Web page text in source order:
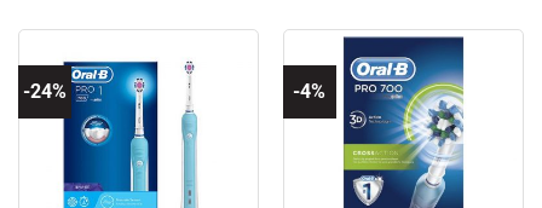
2.780.000 ₫.
-24% -4%